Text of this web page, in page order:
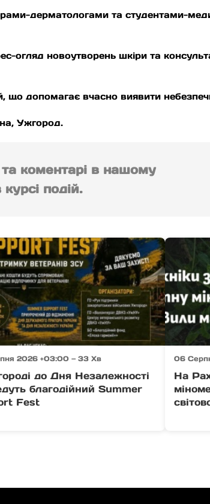
дерматологами та студентами-
новоутворень шкіри та
що допомагає вчасно виявити
Ужгород.
та коментарі в нашому
подій.
2026 +03:00 — 33 Хв
до Дня Незалежності
благодійний Summer
Fest
06
На